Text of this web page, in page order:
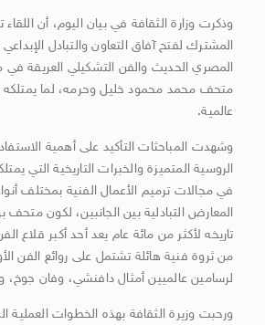
وذكرت وزارة الثقافة في بيان اليوم، أن اللقاء
المشترك لفتح آفاق التعاون والتبادل
المصري الحديث والفن التشكيلي العريقة
متحف محمد محمود خليل وحرمه، لما
عالمية.
​وشهدت المباحثات التأكيد على أهمية
الروسية المتميزة والخبرات التاريخية التي
في مجالات ترميم الأعمال الفنية بمختلف
المعارض التبادلية بين الجانبين، لكون
تاريخه لأكثر من مائة عام يعد أحد أكبر قلاع
من ثروة فنية هائلة تشتمل على روائع الفن
لرسامين عالميين أمثال دافنشي، وفان جوخ،
​ورحبت وزيرة الثقافة بهذه الخطوات العملية